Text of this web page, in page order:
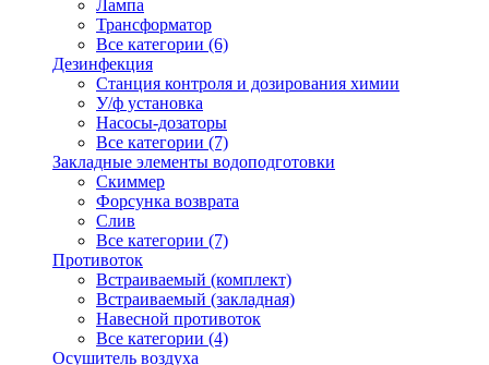
Лампа
Трансформатор
Все категории (6)
Дезинфекция
Станция контроля и дозирования химии
У/ф установка
Насосы-дозаторы
Все категории (7)
Закладные элементы водоподготовки
Скиммер
Форсунка возврата
Слив
Все категории (7)
Противоток
Встраиваемый (комплект)
Встраиваемый (закладная)
Навесной противоток
Все категории (4)
Осушитель воздуха